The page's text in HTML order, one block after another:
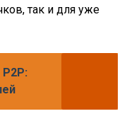
так и для уже
Р2Р: